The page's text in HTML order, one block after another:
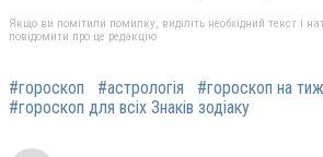
Якщо ви помітили помилку, виділіть необхідний текст і
повідомити про це редакцію
#гороскоп #астрологія
#гороскоп на
#гороскоп для всіх Знаків зодіаку